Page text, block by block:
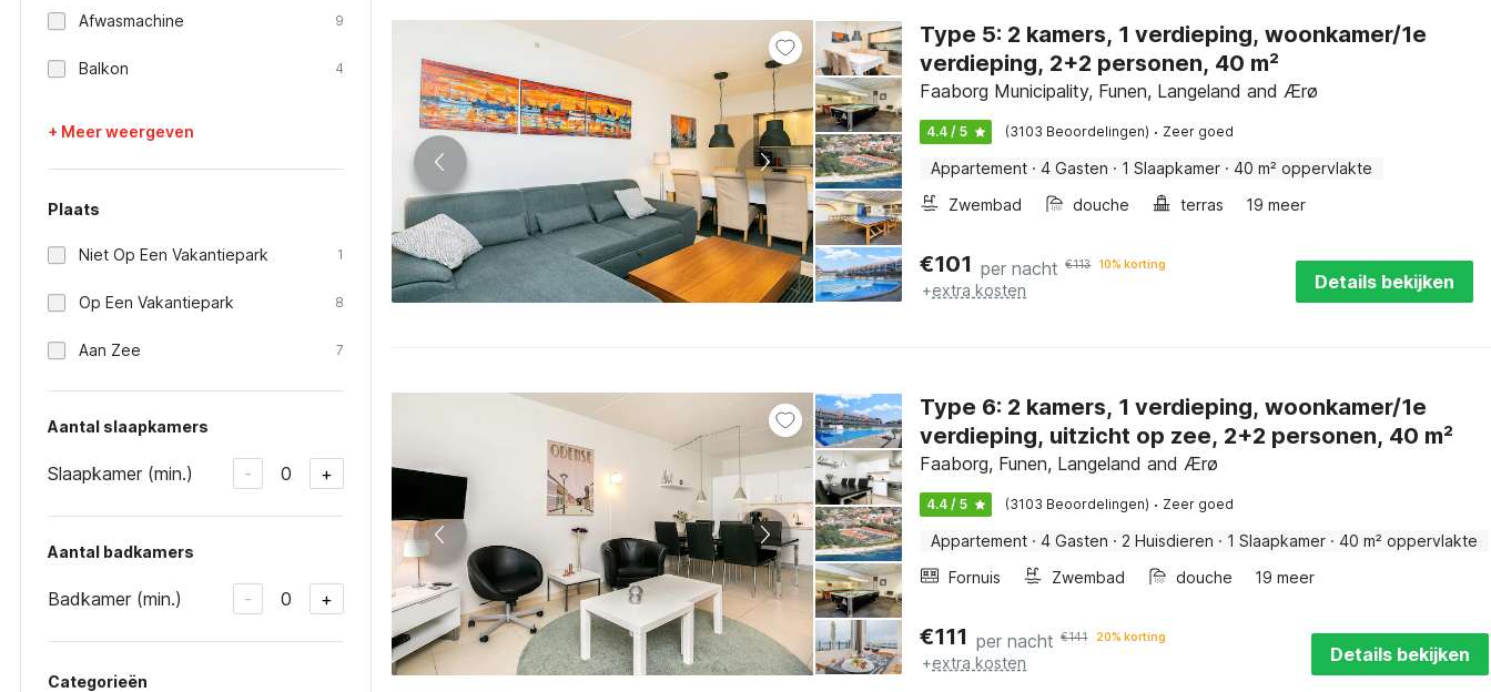
Afwasmachine 9
Balkon 4
+ Meer weergeven
Plaats
Niet Op Een Vakantiepark 1
Op Een Vakantiepark 8
Aan Zee 7
Aantal slaapkamers
Slaapkamer (min.) - 0 +
Aantal badkamers
Badkamer (min.) - 0 +
Categorieën
Type 5: 2 kamers, 1 verdieping, woonkamer/1e
verdieping, 2+2 personen, 40 m²
Faaborg Municipality, Funen, Langeland and Ærø
4.4 / 5 (3103 Beoordelingen) · Zeer goed
Appartement · 4 Gasten · 1 Slaapkamer · 40 m² oppervlakte
Zwembad
douche terras 19 meer
€101 per nacht €113 10% korting
+extra kosten Details bekijken
Type 6: 2 kamers, 1 verdieping, woonkamer/1e
verdieping, uitzicht op zee, 2+2 personen, 40 m²
Faaborg, Funen, Langeland and Ærø
4.4 / 5 (3103 Beoordelingen) · Zeer goed
Appartement · 4 Gasten · 2 Huisdieren · 1 Slaapkamer · 40 m² oppervlakte
Fornuis
Zwembad douche 19 meer
€111 per nacht €141 20% korting
+extra kosten Details bekijken